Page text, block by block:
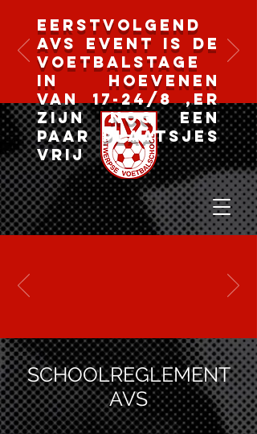
Eerstvolgend
AVS event is de
voetbalstage
in Hoevenen
van 17-24/8 ,er
zijn nog een
paar plaatsjes
vrij
SCHOOLREGLEMENT
AVS​